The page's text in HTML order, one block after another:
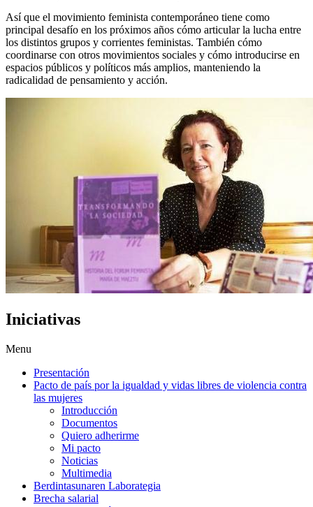
Así que el movimiento feminista contemporáneo tiene como
principal desafío en los próximos años cómo articular la lucha entre
los distintos grupos y corrientes feministas. También cómo
coordinarse con otros movimientos sociales y cómo introducirse en
espacios públicos y políticos más amplios, manteniendo la
radicalidad de pensamiento y acción.
Iniciativas
Menu
Presentación
Pacto de país por la igualdad y vidas libres de violencia contra
las mujeres
Introducción
Documentos
Quiero adherirme
Mi pacto
Noticias
Multimedia
Berdintasunaren Laborategia
Brecha salarial